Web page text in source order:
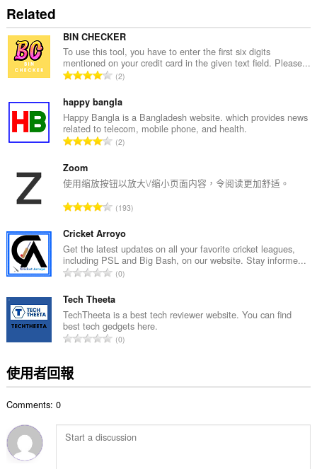
Related
BIN CHECKER
To use this tool, you have to enter the first six digits
mentioned on your credit card in the given text field. Please...
評
的
總
次
數
2
happy bangla
Happy Bangla is a Bangladesh website. which provides news
related to telecom, mobile phone, and health.
評
總
數
2
Zoom
使用缩放按钮以放大\/缩小页面内容，令阅读更加舒适。
評
的
總
次
數
193
Cricket Arroyo
Get the latest updates on all your favorite cricket leagues,
including PSL and Big Bash, on our website. Stay informe...
評
的
總
次
數
0
Tech Theeta
TechTheeta is a best tech reviewer website. You can find
best tech gedgets here.
評
:
0
使用者回報
Comments: 0